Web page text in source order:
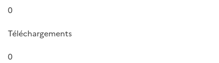
0
Téléchargements
0